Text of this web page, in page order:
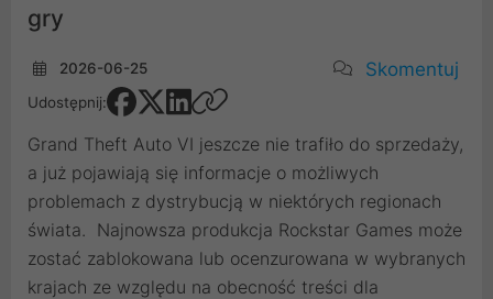
gry
2026-06-25 Skomentuj
Udostępnij:
Grand Theft Auto VI jeszcze nie trafiło do sprzedaży,
a już pojawiają się informacje o możliwych
problemach z dystrybucją w niektórych regionach
świata. Najnowsza produkcja Rockstar Games może
zostać zablokowana lub ocenzurowana w wybranych
krajach ze względu na obecność treści dla